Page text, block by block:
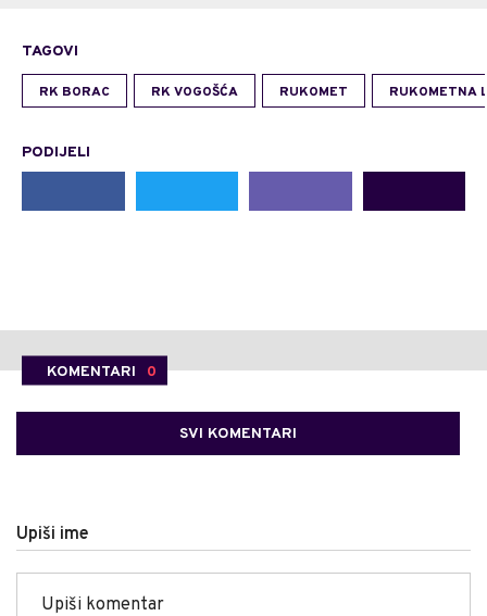
TAGOVI
RK BORAC RK VOGOŠĆA RUKOMET RUKOMETNA
PODIJELI
KOMENTARI 0
SVI KOMENTARI
Upiši ime